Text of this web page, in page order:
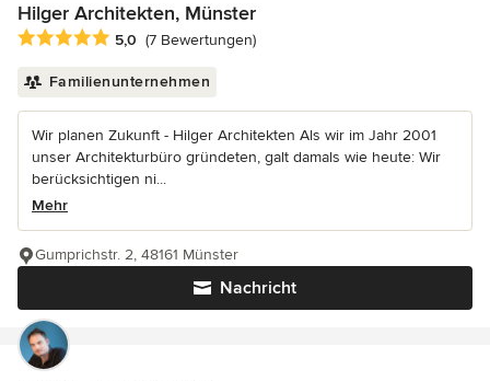
Hilger Architekten, Münster
Durchschnittliche Bewertung: 5 von 5 Sternen
5,0 (7 Bewertungen)
Familienunternehmen
Wir planen Zukunft - Hilger Architekten Als wir im Jahr 2001
unser Architekturbüro gründeten, galt damals wie heute: Wir
berücksichtigen ni...
Mehr
Nachricht
Gumprichstr. 2, 48161 Münster